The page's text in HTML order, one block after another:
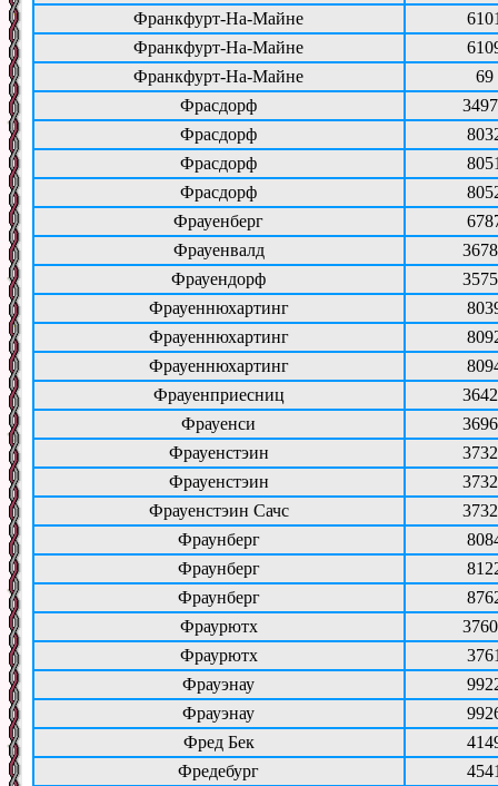
Франкфурт-На-Майне
Франкфурт-На-Майне
Франкфурт-На-Майне
69
Фрасдорф
Фрасдорф
Фрасдорф
Фрасдорф
Фрауенберг
Фрауенвалд
Фрауендорф
Фрауеннюхартинг
Фрауеннюхартинг
Фрауеннюхартинг
Фрауенприесниц
Фрауенси
Фрауенстэин
Фрауенстэин
Фрауенстэин Сачс
Фраунберг
Фраунберг
Фраунберг
Фраурютх
Фраурютх
Фрауэнау
Фрауэнау
Фред Бек
Фредебург